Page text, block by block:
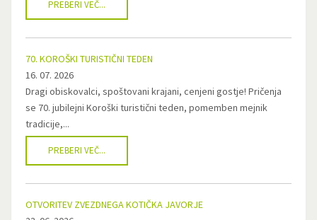
PREBERI VEČ...
70. KOROŠKI TURISTIČNI TEDEN
16. 07. 2026
Dragi obiskovalci, spoštovani krajani, cenjeni gostje! Pričenja
se 70. jubilejni Koroški turistični teden, pomemben mejnik
tradicije,...
PREBERI VEČ...
OTVORITEV ZVEZDNEGA KOTIČKA JAVORJE